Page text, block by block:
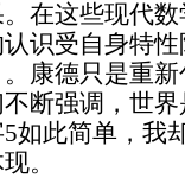
在这些现代
识受自身特
康德只是重
断强调，世
如此简单，我
。